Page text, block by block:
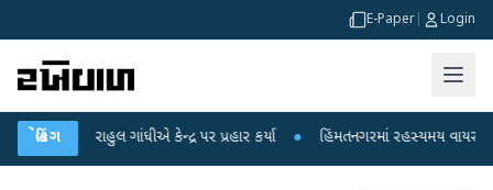
E-Paper Login
બ્રેકિંગ
પર રાહુલ ગાંધીએ કેન્દ્ર પર પ્રહાર કર્યા ● હિંમતનગરમાં રહસ્યમય વાયરસ કે